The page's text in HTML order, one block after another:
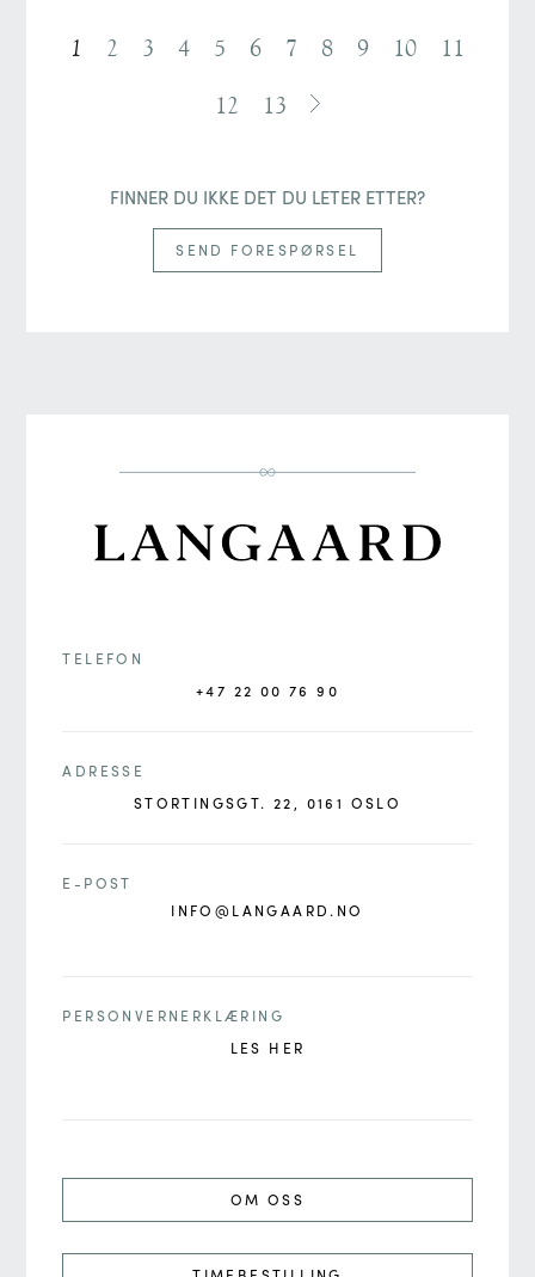
1 2 3 4 5 6 7 8 9 10 11
12 13
FINNER DU IKKE DET DU LETER ETTER?
SEND FORESPØRSEL
TELEFON
+47 22 00 76 90
ADRESSE
STORTINGSGT. 22, 0161 OSLO
E-POST
INFO@LANGAARD.NO
PERSONVERNERKLÆRING
LES HER
OM OSS